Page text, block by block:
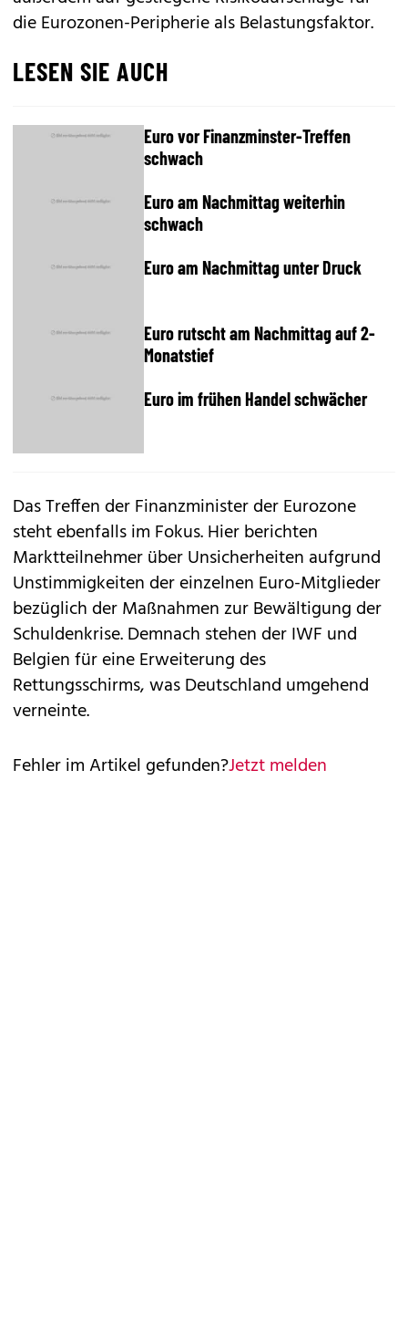
die Eurozonen-Peripherie als Belastungsfaktor.
LESEN SIE AUCH
Euro vor Finanzminster-Treffen
schwach
Euro am Nachmittag weiterhin
schwach
Euro am Nachmittag unter Druck
Euro rutscht am Nachmittag auf 2-
Monatstief
Euro im frühen Handel schwächer
Das Treffen der Finanzminister der Eurozone
steht ebenfalls im Fokus. Hier berichten
Marktteilnehmer über Unsicherheiten aufgrund
Unstimmigkeiten der einzelnen Euro-Mitglieder
bezüglich der Maßnahmen zur Bewältigung der
Schuldenkrise. Demnach stehen der IWF und
Belgien für eine Erweiterung des
Rettungsschirms, was Deutschland umgehend
verneinte.
Fehler im Artikel gefunden?Jetzt melden